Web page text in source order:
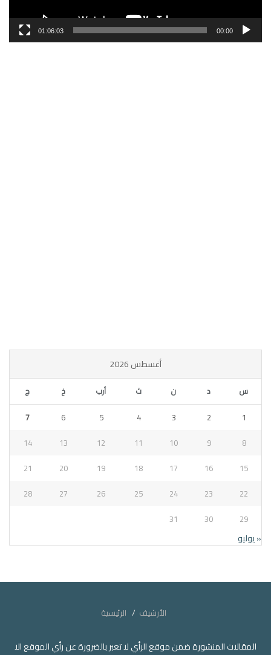
00:00
01:06:03
أغسطس 2026
س د ن ث أرب خ ج
1
2
3
4
5
6
7
8
9
10
11
12
13
14
15
16
17
18
19
20
21
22
23
24
25
26
27
28
29
30
31
« يوليو
الأرشيف الرئيسية
المقالات المنشورة ضمن موقع الرأي لا تعبر بالضرورة عن رأي الموقع الا